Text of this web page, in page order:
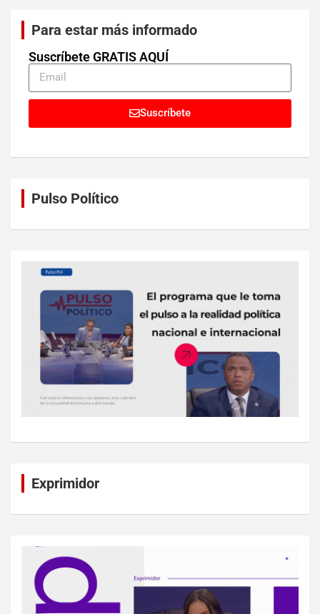
Para estar más informado
Suscríbete GRATIS AQUÍ
Suscríbete
Pulso Político
Exprimidor